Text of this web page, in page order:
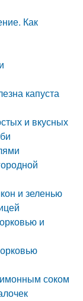
Как
капуста
и вкусных
и зеленью
и
соком